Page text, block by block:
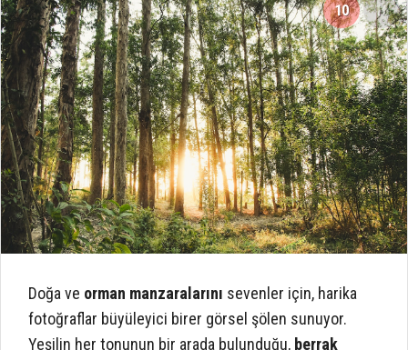
10 16
Doğa ve orman manzaralarını sevenler için, harika
fotoğraflar büyüleyici birer görsel şölen sunuyor.
Yeşilin her tonunun bir arada bulunduğu, berrak